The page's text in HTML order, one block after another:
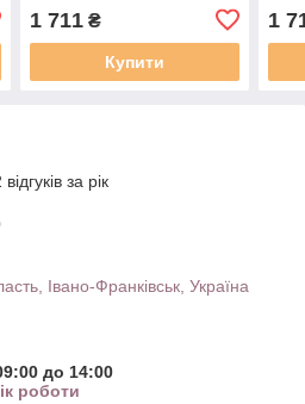
1 711₴
Купити
1
за рік
Івано-Франківськ, Україна
до 14:00
роботи